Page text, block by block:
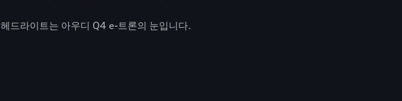
헤드라이트는 아우디 Q4 e-트론의 눈입니다.